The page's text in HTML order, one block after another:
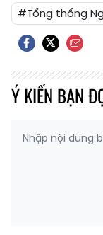
#Tổng thống
Ý KIẾN BẠN